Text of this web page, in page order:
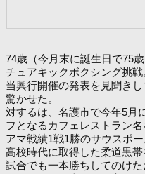
74歳（今月末に誕生日で75
チュアキックボクシング挑戦
当興行開催の発表を見聞き
驚かせた。
対するは、名護市で今年5月
フとなるカフェレストラン
アマ戦績1戦1勝のサウスポー
高校時代に取得した柔道黒帯
試合でも一本勝ちしてのけ